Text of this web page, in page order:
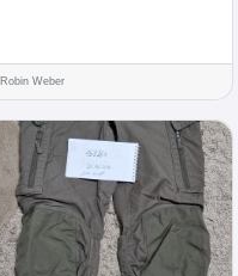
Robin Weber